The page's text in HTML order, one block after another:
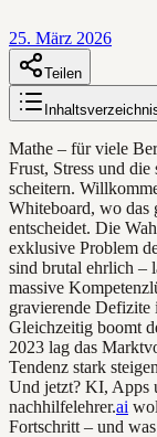
25. März 2026
Teilen
Mathe – für viele
Frust, Stress und
scheitern.
Whiteboard, wo das
entscheidet. Die
exklusive Problem
sind brutal ehrlich –
massive
gravierende
Gleichzeitig boomt
2023 lag das
Tendenz stark
Und jetzt? KI, Apps
nachhilfelehrer.ai
Fortschritt – und